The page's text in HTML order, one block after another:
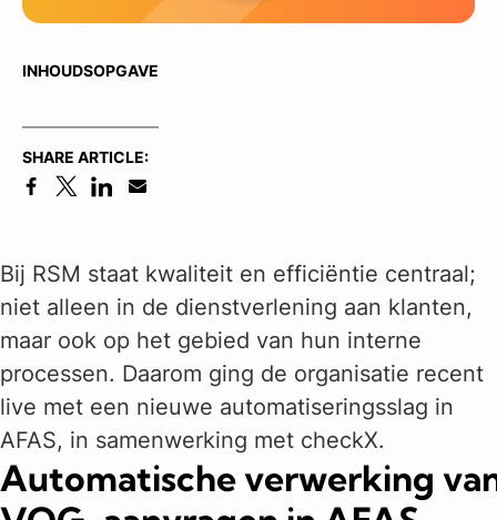
INHOUDSOPGAVE
SHARE ARTICLE:
Bij RSM staat kwaliteit en efficiëntie centraal;
niet alleen in de dienstverlening aan klanten,
maar ook op het gebied van hun interne
processen. Daarom ging de organisatie recent
live met een nieuwe automatiseringsslag in
AFAS, in samenwerking met checkX.
Automatische verwerking